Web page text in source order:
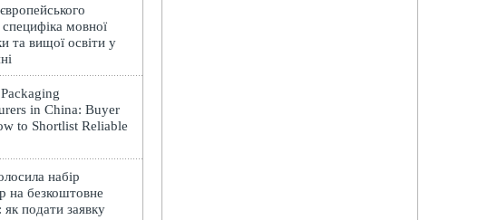
мовної
та вищої освіти у
in China: Buyer
to Shortlist Reliable
набір
на безкоштовне
як подати заявку